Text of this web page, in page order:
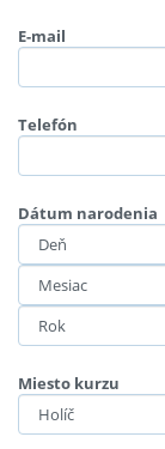
E-mail
Telefón
Dátum narodenia
Miesto kurzu